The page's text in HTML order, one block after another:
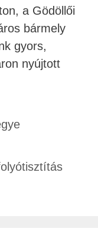
a Gödöllői
bármely
gyors,
nyújtott